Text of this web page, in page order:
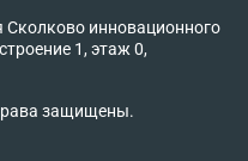
Сколково инновационного
1, этаж 0,
защищены.